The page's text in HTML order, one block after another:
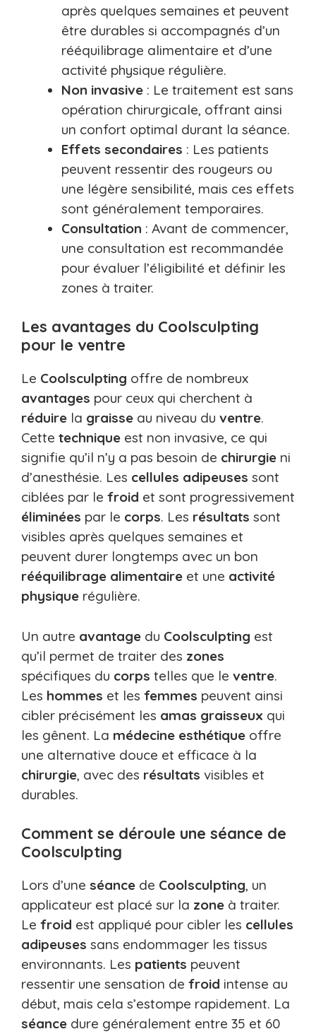
après quelques semaines et peuvent
être durables si accompagnés d’un
rééquilibrage alimentaire et d’une
activité physique régulière.
Non invasive : Le traitement est sans
opération chirurgicale, offrant ainsi
un confort optimal durant la séance.
Effets secondaires : Les patients
peuvent ressentir des rougeurs ou
une légère sensibilité, mais ces effets
sont généralement temporaires.
Consultation : Avant de commencer,
une consultation est recommandée
pour évaluer l’éligibilité et définir les
zones à traiter.
Les avantages du Coolsculpting
pour le ventre
Le Coolsculpting offre de nombreux
avantages pour ceux qui cherchent à
réduire la graisse au niveau du ventre.
Cette technique est non invasive, ce qui
signifie qu’il n’y a pas besoin de chirurgie ni
d’anesthésie. Les cellules adipeuses sont
ciblées par le froid et sont progressivement
éliminées par le corps. Les résultats sont
visibles après quelques semaines et
peuvent durer longtemps avec un bon
rééquilibrage alimentaire et une activité
physique régulière.
Un autre avantage du Coolsculpting est
qu’il permet de traiter des zones
spécifiques du corps telles que le ventre.
Les hommes et les femmes peuvent ainsi
cibler précisément les amas graisseux qui
les gênent. La médecine esthétique offre
une alternative douce et efficace à la
chirurgie, avec des résultats visibles et
durables.
Comment se déroule une séance de
Coolsculpting
Lors d’une séance de Coolsculpting, un
applicateur est placé sur la zone à traiter.
Le froid est appliqué pour cibler les cellules
adipeuses sans endommager les tissus
environnants. Les patients peuvent
ressentir une sensation de froid intense au
début, mais cela s’estompe rapidement. La
séance dure généralement entre 35 et 60